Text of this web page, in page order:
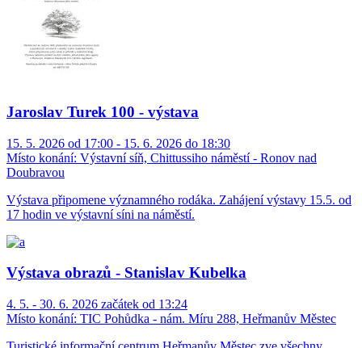
Jaroslav Turek 100 - výstava
15. 5. 2026 od 17:00 - 15. 6. 2026 do 18:30
Místo konání: Výstavní síň, Chittussiho náměstí - Ronov nad
Doubravou
Výstava připomene významného rodáka. Zahájení výstavy 15.5. od
17 hodin ve výstavní síni na náměstí.
Výstava obrazů - Stanislav Kubelka
4. 5. - 30. 6. 2026 začátek od 13:24
Místo konání: TIC Pohůdka - nám. Míru 288, Heřmanův Městec